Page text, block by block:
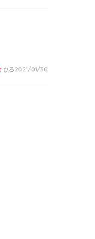
ひろ 2021/01/30